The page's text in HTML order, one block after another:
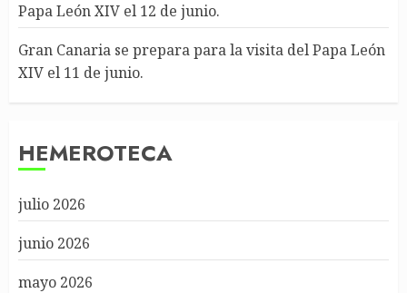
Papa León XIV el 12 de junio.
Gran Canaria se prepara para la visita del Papa León
XIV el 11 de junio.
HEMEROTECA
julio 2026
junio 2026
mayo 2026